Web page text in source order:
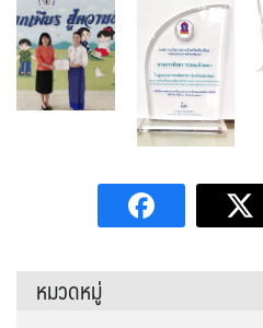
หมวดหมู่